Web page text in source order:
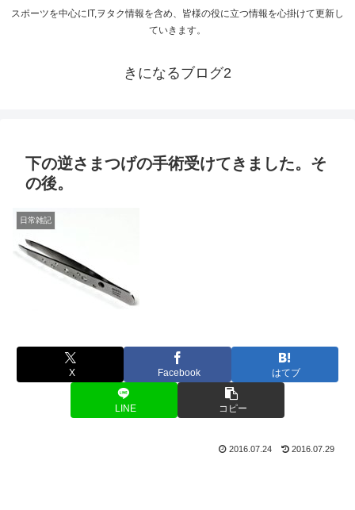
スポーツを中心にIT,ヲタク情報を含め、皆様の役に立つ情報を心掛けて更新し
ていきます。
きになるブログ2
下の逆さまつげの手術受けてきました。そ
の後。
日常雑記
X Facebook はてブ
LINE コピー
2016.07.24 2016.07.29